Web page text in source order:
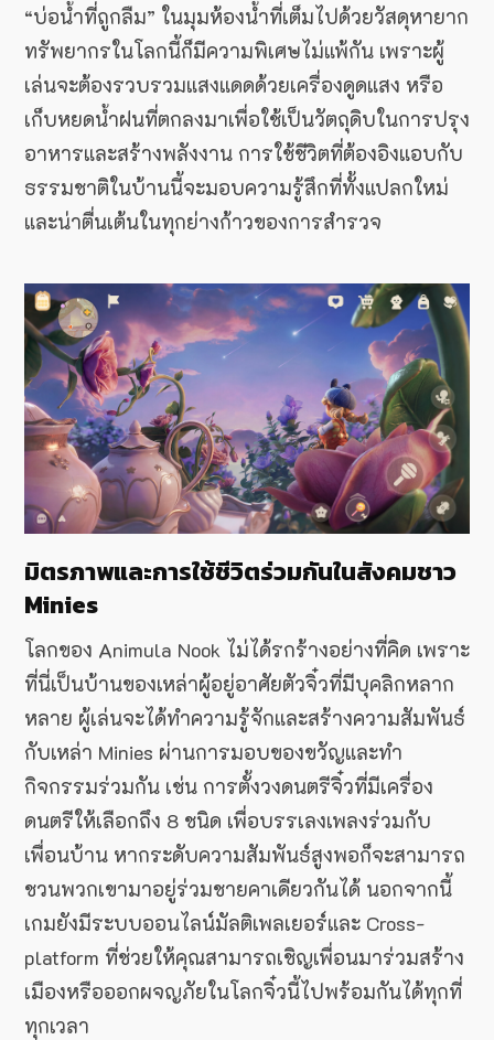
“บ่อน้ำที่ถูกลืม” ในมุมห้องน้ำที่เต็มไปด้วยวัสดุหายาก
ทรัพยากรในโลกนี้ก็มีความพิเศษไม่แพ้กัน เพราะผู้
เล่นจะต้องรวบรวมแสงแดดด้วยเครื่องดูดแสง หรือ
เก็บหยดน้ำฝนที่ตกลงมาเพื่อใช้เป็นวัตถุดิบในการปรุง
อาหารและสร้างพลังงาน การใช้ชีวิตที่ต้องอิงแอบกับ
ธรรมชาติในบ้านนี้จะมอบความรู้สึกที่ทั้งแปลกใหม่
และน่าตื่นเต้นในทุกย่างก้าวของการสำรวจ
มิตรภาพและการใช้ชีวิตร่วมกันในสังคมชาว
Minies
โลกของ Animula Nook ไม่ได้รกร้างอย่างที่คิด เพราะ
ที่นี่เป็นบ้านของเหล่าผู้อยู่อาศัยตัวจิ๋วที่มีบุคลิกหลาก
หลาย ผู้เล่นจะได้ทำความรู้จักและสร้างความสัมพันธ์
กับเหล่า Minies ผ่านการมอบของขวัญและทำ
กิจกรรมร่วมกัน เช่น การตั้งวงดนตรีจิ๋วที่มีเครื่อง
ดนตรีให้เลือกถึง 8 ชนิด เพื่อบรรเลงเพลงร่วมกับ
เพื่อนบ้าน หากระดับความสัมพันธ์สูงพอก็จะสามารถ
ชวนพวกเขามาอยู่ร่วมชายคาเดียวกันได้ นอกจากนี้
เกมยังมีระบบออนไลน์มัลติเพลเยอร์และ Cross-
platform ที่ช่วยให้คุณสามารถเชิญเพื่อนมาร่วมสร้าง
เมืองหรือออกผจญภัยในโลกจิ๋วนี้ไปพร้อมกันได้ทุกที่
ทุกเวลา